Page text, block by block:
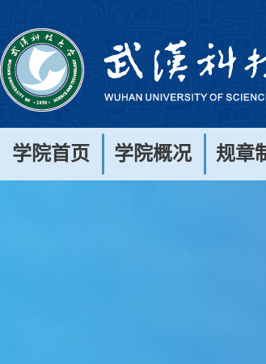
学院首页 学院概况 规章